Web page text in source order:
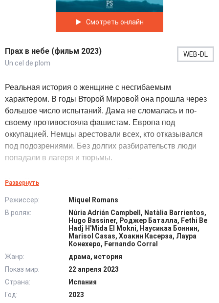
Смотреть онлайн
Прах в небе (фильм 2023)
Un cel de plom
WEB-DL
Реальная история о женщине с несгибаемым
характером. В годы Второй Мировой она прошла через
большое число испытаний. Дама не сломалась и по-
своему противостояла фашистам. Европа под
оккупацией. Немцы арестовали всех, кто отказывался
под подозрениями. Без долгих разбирательств люди
попадали в лагеря и тюрьмы.
Неус Катала и ее мужа задержат. Героиню отправят в
вещи. За малейшую провинность заключенных
расстреливали. Неус поддерживала узниц и сама не
сдавалась. Она верила, что немцы проиграют. Ей
выпадет возможность вредить врагам.
Шансом она решает воспользоваться. Каталу отправят
на работу. Она будет заниматься производством
патронов. Женщин предупредили, что к изготовлению
пуль следует ответственно относиться. Катала будет их
Развернуть
Режиссер:
Miquel Romans
В ролях:
Núria Adrián Campbell, Natàlia Barrientos,
Hugo Bassiner, Роджер Баталла, Fethi Be
Hadj H'Mida El Mokni, Наусикаа Боннин,
Marisol Casas, Хоакин Касерза, Лаура
Конехеро, Fernando Corral
Жанр:
драма, история
Показ мир:
22 апреля 2023
Страна:
Испания
Год:
2023